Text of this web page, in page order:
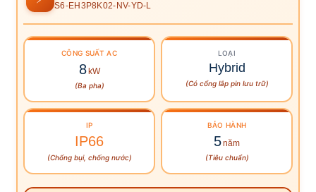
S6-EH3P8K02-NV-YD-L
CÔNG SUẤT AC
8kW
(Ba pha)
LOẠI
Hybrid
(Có cổng lắp pin lưu trữ)
IP
IP66
(Chống bụi, chống nước)
BẢO HÀNH
5năm
(Tiêu chuẩn)